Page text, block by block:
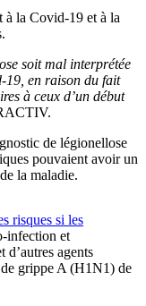
à la Covid-19 et à la
soit mal interprétée
19, en raison du fait
à ceux d’un début
de légionellose
pouvaient avoir un
la maladie.
risques si les
infection et
d’autres agents
de grippe A (H1N1) de